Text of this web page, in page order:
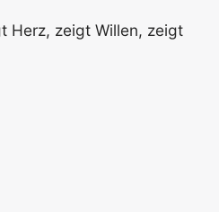
Herz, zeigt Willen, zeigt